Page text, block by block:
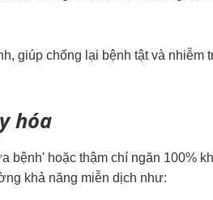
giúp chống lại bệnh tật và nhiễm
hóa
bệnh' hoặc thậm chí ngăn 100%
khả năng miễn dịch như: